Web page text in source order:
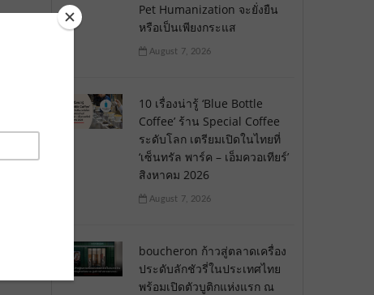
Pet Humanization จะยั่งยืน
หรือเป็นเพียงกระแส
August 7, 2026
10 เรื่องน่ารู้ ‘Blue Bottle
Coffee’ ร้าน Special Coffee
ระดับโลก เตรียมเปิดในไทยที่
‘เซ็นทรัล พาร์ค – เอ็มควอเทียร์’
สิงหาคม 2026
August 7, 2026
boucheron ก้าวสู่ตลาดเครื่อง
ประดับลักชัวรี่ในประเทศไทย
พร้อมเปิดตัวบูติกแห่งแรก ณ